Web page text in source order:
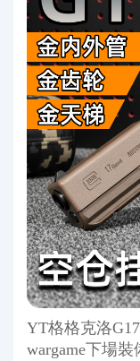
YT格格克洛
wargame下場裝